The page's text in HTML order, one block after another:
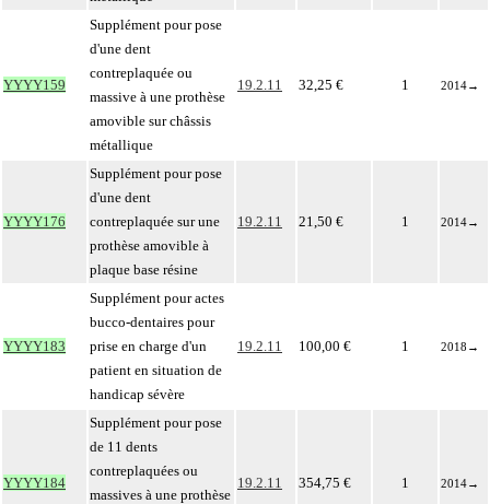
YYYY159
Supplément pour pose
d'une dent
contreplaquée ou
massive à une prothèse
amovible sur châssis
métallique
19.2.11 32,25 € 1 2014→
YYYY176
Supplément pour pose
d'une dent
contreplaquée sur une
prothèse amovible à
plaque base résine
19.2.11 21,50 € 1 2014→
YYYY183
Supplément pour actes
bucco-dentaires pour
prise en charge d'un
patient en situation de
handicap sévère
19.2.11 100,00 € 1 2018 →
YYYY184
Supplément pour pose
de 11 dents
contreplaquées ou
massives à une prothèse
19.2.11 354,75 € 1 2014→